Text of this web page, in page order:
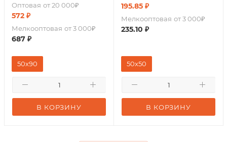
Оптовая от 20 000₽
572 ₽
Мелкооптовая от 3 000₽
687 ₽
В КОРЗИНУ
50х90
195.85 ₽
Мелкооптовая от 3 000₽
235.10 ₽
В КОРЗИНУ
50х50